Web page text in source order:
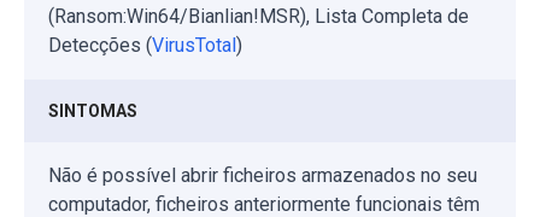
(Ransom:Win64/Bianlian!MSR), Lista Completa de
Detecções (VirusTotal)
SINTOMAS
Não é possível abrir ficheiros armazenados no seu
computador, ficheiros anteriormente funcionais têm